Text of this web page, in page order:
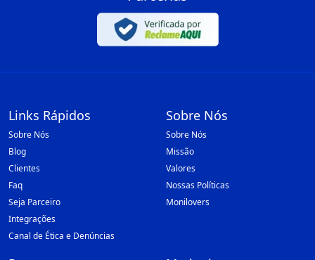
Links Rápidos
Sobre Nós
Blog
Clientes
Faq
Seja Parceiro
Integrações
Canal de Ética e Denúncias
Sobre Nós
Sobre Nós
Missão
Valores
Nossas Políticas
Monilovers